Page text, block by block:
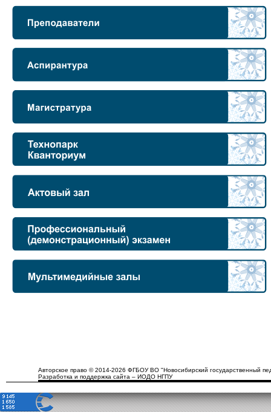
Авторское право © 2014-2026 ФГБОУ ВО "Новосибирский государственный
Разработка и поддержка сайта – ИОДО НГПУ